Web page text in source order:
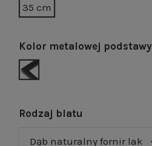
35 cm
Kolor metalowej podstawy
CZARNY MAT | RAL 9005
Rodzaj blatu